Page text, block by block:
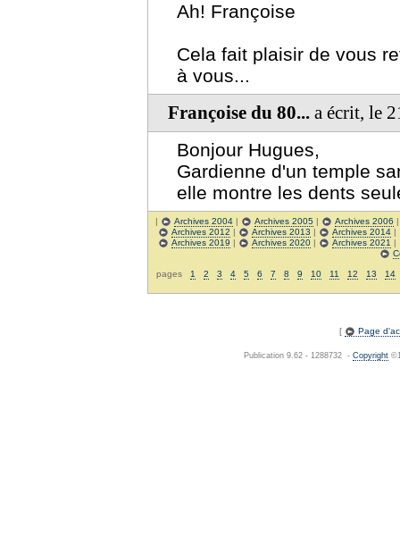
Ah! Françoise
Cela fait plaisir de vous
à vous...
Françoise du 80... a écrit, le
Bonjour Hugues,
Gardienne d'un temple
elle montre les dents
| Archives 2004 | Archives 2005 | Archives 2006
Archives 2012 | Archives 2013 | Archives 2014|
Archives 2019 | Archives 2020| Archives 2021 |
pages 1 2 3 4 5 6 7 8 9 10 11 12 13 14
[ Page
Publication 9.62 - 1288732 - Copyright